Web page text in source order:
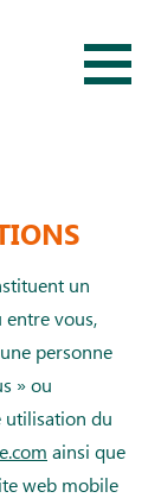
un
vous,
personne
» ou
utilisation du
ainsi que
web mobile